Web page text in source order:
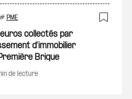
# PME
collectés par
d’immobilier
Brique
de lecture